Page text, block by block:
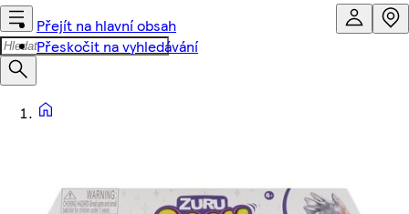
Přejít na hlavní obsah
Přeskočit na vyhledávání